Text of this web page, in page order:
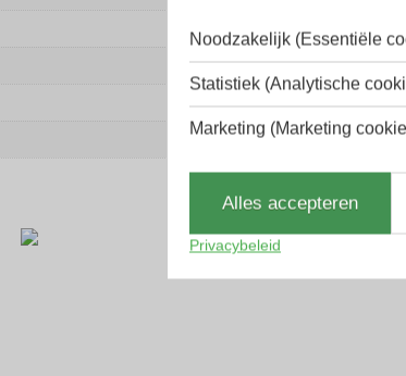
Noodzakelijk (Essentiële
Statistiek (Analytische
Marketing (Marketing
Alles accepteren
Privacybeleid